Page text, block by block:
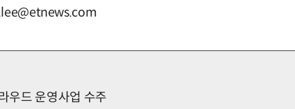
우드 운영사업 수주